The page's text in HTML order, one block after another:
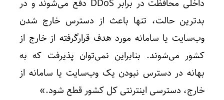
داخلی محافظت در برابر DDoS دفع می‌شوند و در
بدترین حالت، تنها باعث از دسترس خارج شدن
وب‌سایت یا سامانه مورد هدف قرارگرفته از خارج از
کشور می‌شوند. بنابراین نمی‌توان پذیرفت که به
بهانه‌ در دسترس نبودن یک وب‌سایت یا سامانه از
خارج، دسترسی اینترنتی کل کشور قطع شود.»